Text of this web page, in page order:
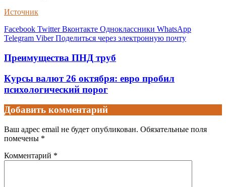
Источник
Facebook Twitter Вконтакте Одноклассники WhatsApp
Telegram Viber Поделиться через электронную почту
Преимущества ПНД труб
Курсы валют 26 октября: евро пробил
психологический порог
Добавить комментарий
Ваш адрес email не будет опубликован. Обязательные поля
помечены *
Комментарий *